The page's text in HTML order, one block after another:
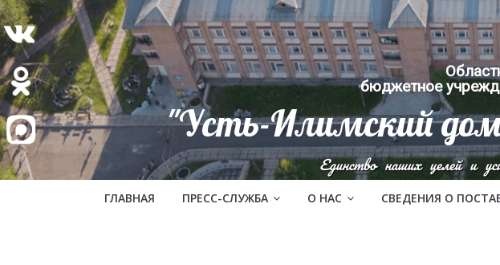
бюджетное
"Усть-Илимский дом
Единство наших целей и
ГЛАВНАЯ ПРЕСС-СЛУЖБА О НАС СВЕДЕНИЯ О